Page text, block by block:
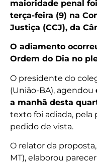
maioridade penal
terça-feira (9) na
Justiça (CCJ), da
O adiamento
Ordem do Dia no
O presidente do
(União-BA), agendou
a manhã desta
texto foi adiada, pela
pedido de vista.
O relator da
MT), elaborou